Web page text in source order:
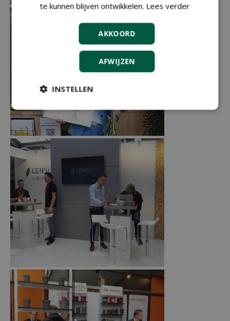
te kunnen blijven ontwikkelen. Lees verder
AKKOORD
AFWIJZEN
INSTELLEN